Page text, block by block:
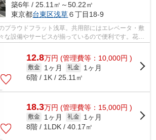
築6年 / 25.11㎡～50.22㎡
東京都台東区浅草６丁目18-9
プラウドフラット浅草。共用部にはエレベータ・敷
な設備やサービスが揃っているので便利です。花火
、自宅から花...
12.8万円 (管理費等：10,000円 )
敷金 1ヶ月 礼金
1ヶ月
6階 / 1K / 25.11㎡
18.3万円 (管理費等：15,000円 )
敷金 1ヶ月 礼金
1ヶ月
8階 / 1LDK / 40.17㎡